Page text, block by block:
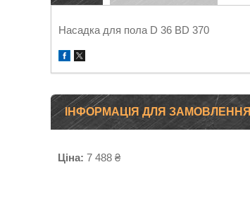
Насадка для пола D 36 BD 370
ІНФОРМАЦІЯ ДЛЯ ЗАМОВЛЕННЯ
Ціна: 7 488 ₴